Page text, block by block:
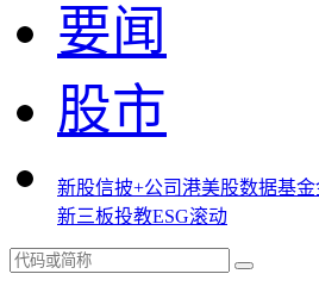
要闻
股市
新股信披+公司港美股数据基金
新三板投教ESG滚动